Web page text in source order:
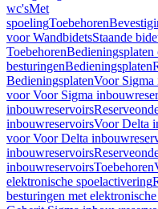
wc'sMet
spoelingToebehoren
voor WandbidetsStaande
ToebehorenBedieningsplaten
besturingenBedieningsplaten
BedieningsplatenVoor Sigma
voor Voor Sigma
inbouwreservoirs
inbouwreservoirsVoor Delta
voor Voor Delta
inbouwreservoirs
inbouwreservoirsToebehoren
elektronische spoelactivering
besturingen met